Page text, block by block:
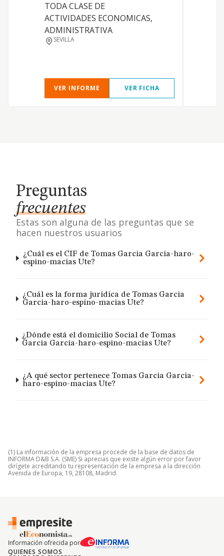
TODA CLASE DE
ACTIVIDADES ECONOMICAS,
ADMINISTRATIVA
SEVILLA
VER INFORME VER FICHA
Preguntas
frecuentes
Estas son alguna de las preguntas que se
hacen nuestros usuarios
¿Cuál es el CIF de Tomas Garcia Garcia-haro-
espino-macias Ute?
¿Cuál es la forma jurídica de Tomas Garcia
Garcia-haro-espino-macias Ute?
¿Dónde está el domicilio Social de Tomas
Garcia Garcia-haro-espino-macias Ute?
¿A qué sector pertenece Tomas Garcia Garcia-
haro-espino-macias Ute?
(1) La información de la empresa procede de la base de datos de
INFORMA D&B S.A. (SME) Si aprecias que existe algún error por favor
dirígete acreditando tu representación de la empresa a la dirección
Avenida de Europa, 19, 28108, Madrid.
Información ofrecida por
QUIENES SOMOS